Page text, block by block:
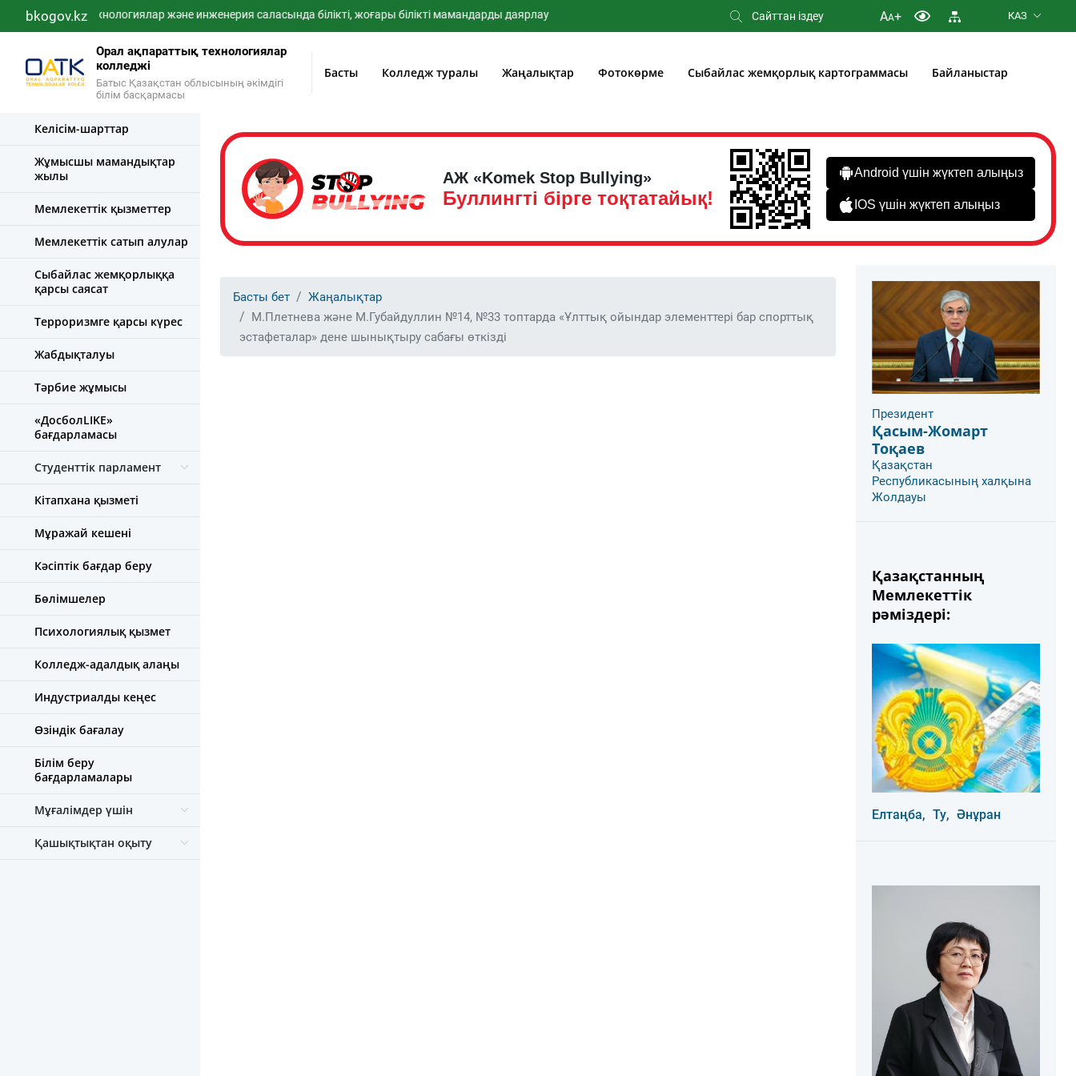
bkogov.kz
IT-технологиялар және инженерия саласында білікті, жоғары білікті мамандарды даярлау AA+ КАЗ
Орал ақпараттық технологиялар
колледжі
Батыс Қазақстан облысының әкімдігі
білім басқармасы
Басты Колледж туралы Жаңалықтар Фотокөрме Сыбайлас жемқорлық картограммасы Байланыстар
Келісім-шарттар
Жұмысшы мамандықтар
жылы
Мемлекеттік қызметтер
Мемлекеттік сатып алулар
Сыбайлас жемқорлыққа
қарсы саясат
Терроризмге қарсы күрес
Жабдықталуы
Тәрбие жұмысы
«ДосболLIKE»
бағдарламасы
Студенттік парламент
Кітапхана қызметі
Мұражай кешені
Кәсіптік бағдар беру
Бөлімшелер
Психологиялық қызмет
Колледж-адалдық алаңы
Индустриалды кеңес
Өзіндік бағалау
Білім беру
бағдарламалары
Мұғалімдер үшін
Қашықтықтан оқыту
АЖ «Komek Stop Bullying»
Буллингті бірге тоқтатайық!
Android үшін жүктеп алыңыз
IOS үшін жүктеп алыңыз
Басты бет
Жаңалықтар
М.Плетнева және М.Губайдуллин №14, №33 топтарда «Ұлттық ойындар элементтері бар спорттық
эстафеталар» дене шынықтыру сабағы өткізді
Президент
Қасым-Жомарт
Тоқаев
Қазақстан
Республикасының халқына
Жолдауы
Қазақстанның
Мемлекеттік
рәміздері:
Елтаңба, Ту, Әнұран